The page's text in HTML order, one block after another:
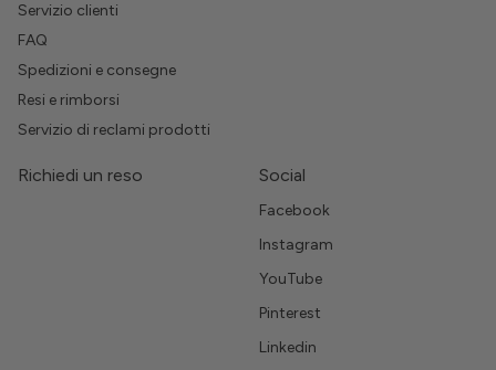
Servizio clienti
FAQ
Spedizioni e consegne
Resi e rimborsi
Servizio di reclami prodotti
Richiedi un reso Social
Facebook
Instagram
YouTube
Pinterest
Linkedin